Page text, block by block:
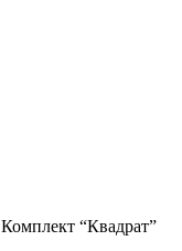
Комплект “Квадрат”